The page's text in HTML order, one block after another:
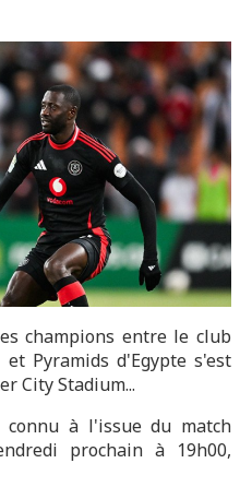
champions entre le club
Pyramids d'Egypte s'est
City Stadium...
à l'issue du match
prochain à 19h00,